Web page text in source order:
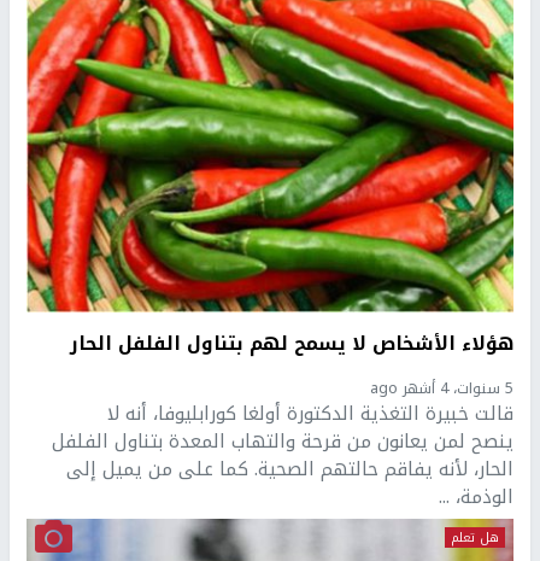
هؤلاء الأشخاص لا يسمح لهم بتناول الفلفل الحار
5 سنوات، 4 أشهر ago
قالت خبيرة التغذية الدكتورة أولغا كورابليوفا، أنه لا
ينصح لمن يعانون من قرحة والتهاب المعدة بتناول الفلفل
الحار، لأنه يفاقم حالتهم الصحية. كما على من يميل إلى
الوذمة، ...
هل تعلم